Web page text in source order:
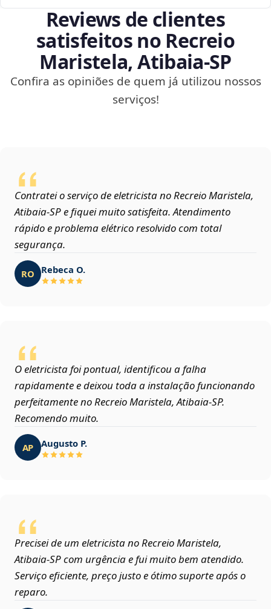
Reviews de clientes
satisfeitos no Recreio
Maristela, Atibaia‑SP
Confira as opiniões de quem já utilizou nossos
serviços!
Contratei o serviço de eletricista no Recreio Maristela,
Atibaia‑SP e fiquei muito satisfeita. Atendimento
rápido e problema elétrico resolvido com total
segurança.
RO Rebeca O.
O eletricista foi pontual, identificou a falha
rapidamente e deixou toda a instalação funcionando
perfeitamente no Recreio Maristela, Atibaia‑SP.
Recomendo muito.
AP Augusto P.
Precisei de um eletricista no Recreio Maristela,
Atibaia‑SP com urgência e fui muito bem atendido.
Serviço eficiente, preço justo e ótimo suporte após o
reparo.